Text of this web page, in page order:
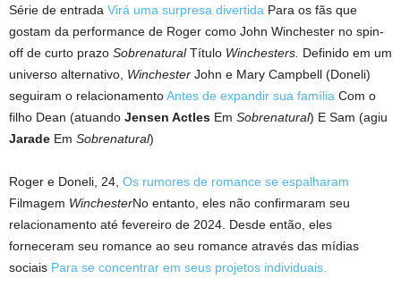
Série de entrada Virá uma surpresa divertida Para os fãs que
gostam da performance de Roger como John Winchester no spin-
off de curto prazo SobrenaturalTítulo Winchesters. Definido em um
universo alternativo, Winchester John e Mary Campbell (Doneli)
seguiram o relacionamentoAntes de expandir sua família Com o
filho Dean (atuando Jensen Actles Em Sobrenatural) E Sam (agiu
Jarade Em Sobrenatural)
Roger e Doneli, 24, Os rumores de romance se espalharam
Filmagem WinchesterNo entanto, eles não confirmaram seu
relacionamento até fevereiro de 2024. Desde então, eles
forneceram seu romance ao seu romance através das mídias
sociais Para se concentrar em seus projetos individuais.